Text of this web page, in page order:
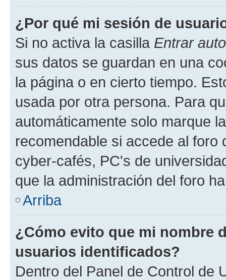
¿Por qué mi sesión de
Si no activa la casilla Entrar
sus datos se guardan en una
la página o en cierto tiempo.
usada por otra persona. Para
automáticamente solo marque
recomendable si accede al foro
cyber-cafés, PC's de
que la administración del foro
Arriba
¿Cómo evito que mi nombre
usuarios identificados?
Dentro del Panel de Control de